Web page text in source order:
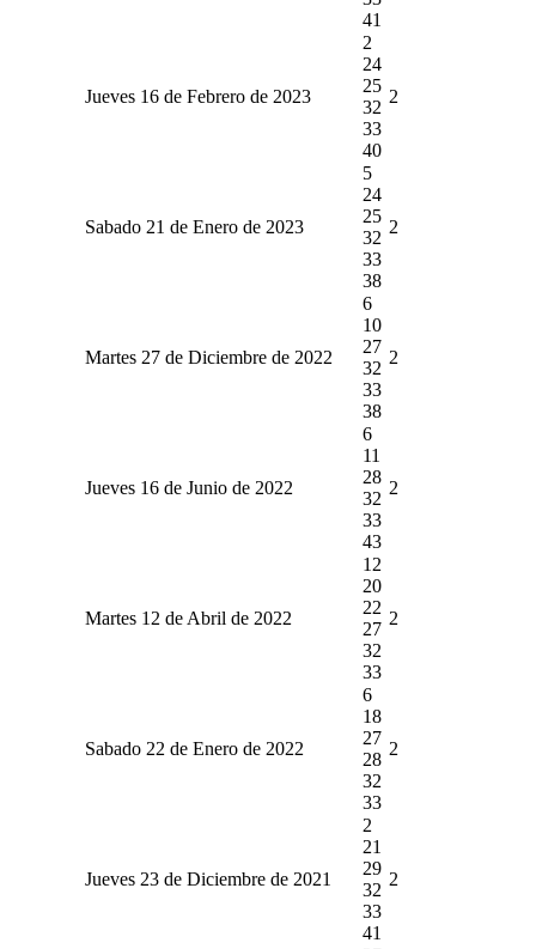
41
Jueves 16 de Febrero de 2023
2
24
25
32
33
40
2
Sabado 21 de Enero de 2023
5
24
25
32
33
38
2
Martes 27 de Diciembre de 2022
6
10
27
32
33
38
2
Jueves 16 de Junio de 2022
6
11
28
32
33
43
2
Martes 12 de Abril de 2022
12
20
22
27
32
33
2
Sabado 22 de Enero de 2022
6
18
27
28
32
33
2
Jueves 23 de Diciembre de 2021
2
21
29
32
33
41
2